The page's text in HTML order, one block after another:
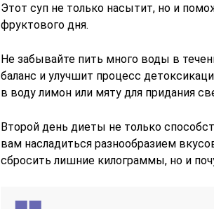
Этот суп не только насытит, но и
фруктового дня.
Не забывайте пить много воды в
баланс и улучшит процесс
в воду лимон или мяту для придания
Второй день диеты не только
вам насладиться разнообразием
сбросить лишние килограммы, но и